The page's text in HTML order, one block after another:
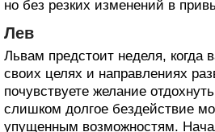
но без резких изменений в
Лев
Львам предстоит неделя, когда
своих целях и направлениях
почувствуете желание
слишком долгое бездействие
упущенным возможностям.